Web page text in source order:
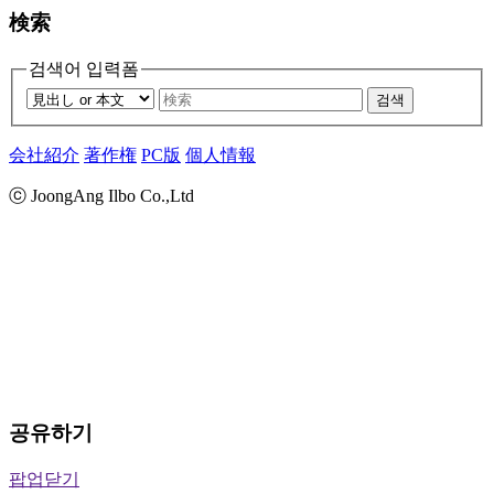
検索
검색어 입력폼
검색
会社紹介 著作権 PC版 個人情報
ⓒ JoongAng Ilbo Co.,Ltd
공유하기
팝업닫기